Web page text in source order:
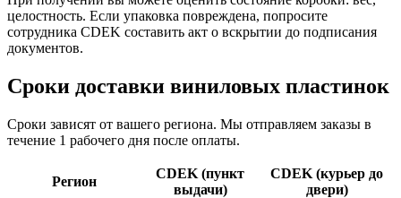
целостность. Если упаковка повреждена, попросите
сотрудника CDEK составить акт о вскрытии до подписания
документов.
Сроки доставки виниловых пластинок
Сроки зависят от вашего региона. Мы отправляем заказы в
течение 1 рабочего дня после оплаты.
Регион
CDEK (пункт
выдачи)
CDEK (курьер до
двери)